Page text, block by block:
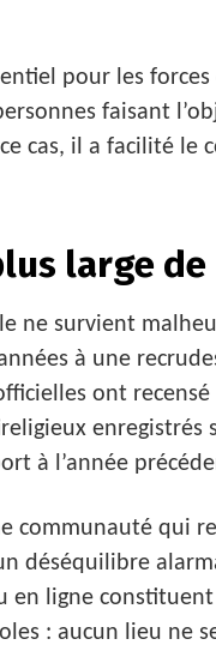
pour les
faisant
cas, il a facilité le
large
ne survient
à une
ont
enregistrés
à l’année
communauté qui
déséquilibre
en ligne
: aucun lieu ne